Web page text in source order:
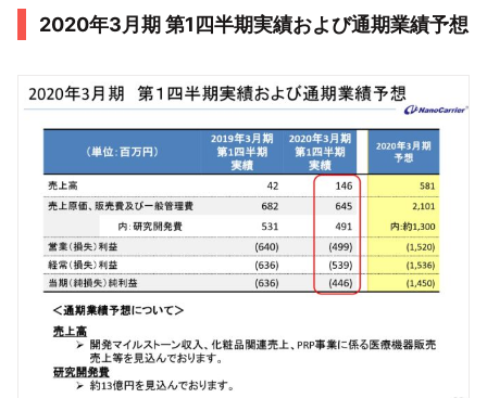
2020年3月期 第1四半期実績および通期業績予想